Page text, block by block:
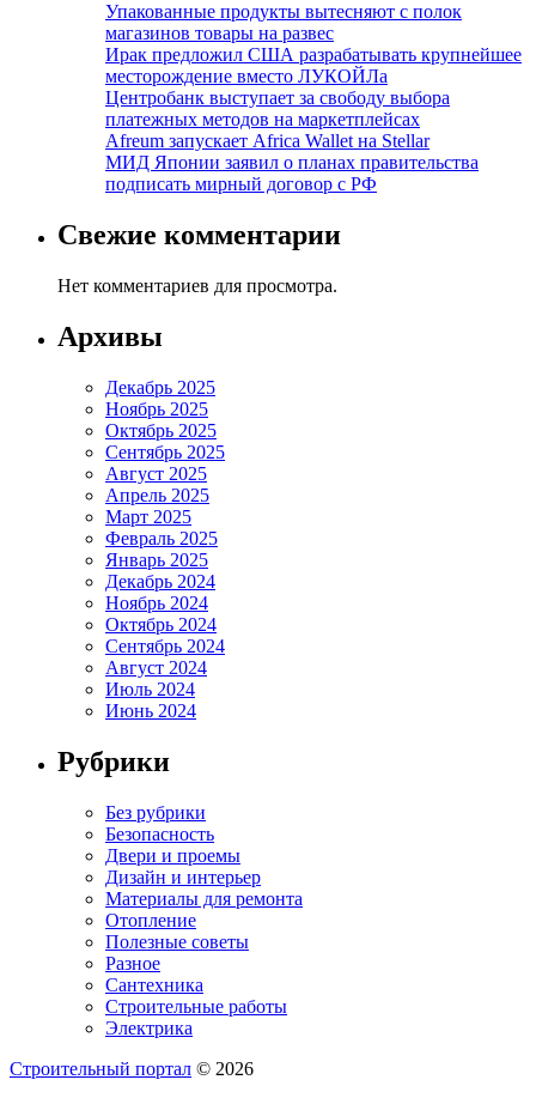
Упакованные продукты вытесняют с полок
магазинов товары на развес
Ирак предложил США разрабатывать крупнейшее
месторождение вместо ЛУКОЙЛа
Центробанк выступает за свободу выбора
платежных методов на маркетплейсах
Afreum запускает Africa Wallet на Stellar
МИД Японии заявил о планах правительства
подписать мирный договор с РФ
Свежие комментарии
Нет комментариев для просмотра.
Архивы
Декабрь 2025
Ноябрь 2025
Октябрь 2025
Сентябрь 2025
Август 2025
Апрель 2025
Март 2025
Февраль 2025
Январь 2025
Декабрь 2024
Ноябрь 2024
Октябрь 2024
Сентябрь 2024
Август 2024
Июль 2024
Июнь 2024
Рубрики
Без рубрики
Безопасность
Двери и проемы
Дизайн и интерьер
Материалы для ремонта
Отопление
Полезные советы
Разное
Сантехника
Строительные работы
Электрика
Строительный портал © 2026